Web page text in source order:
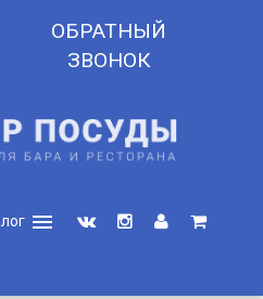
ОБРАТНЫЙ
ЗВОНОК
menu